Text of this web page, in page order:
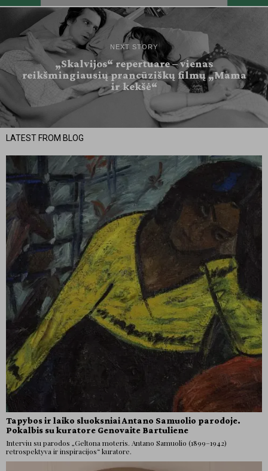
NEXT STORY
„Skalvijos“ repertuare – vienas
reikšmingiausių prancūziškų filmų „Mama
ir kekšė“
LATEST FROM BLOG
Tapybos ir laiko sluoksniai Antano Samuolio parodoje.
Pokalbis su kuratore Genovaite Bartuliene
Interviu su parodos „Geltona moteris. Antano Samuolio (1899–1942)
retrospektyva ir inspiracijos“ kuratore.